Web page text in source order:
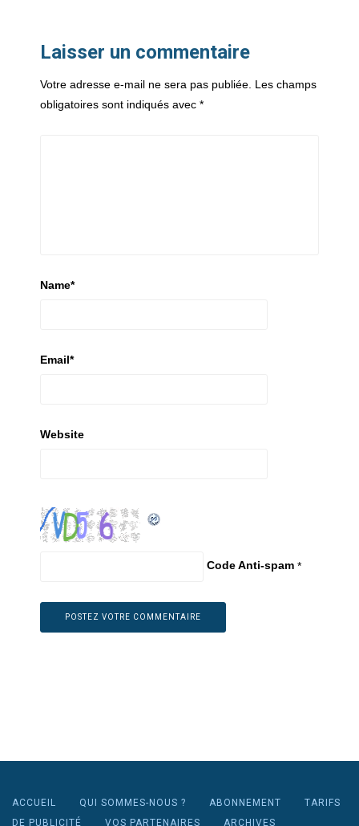
Laisser un commentaire
Votre adresse e-mail ne sera pas publiée. Les champs
obligatoires sont indiqués avec *
Name*
Email*
Website
Code Anti-spam *
ACCUEIL QUI SOMMES-NOUS ? ABONNEMENT
TARIFS
DE PUBLICITÉ
VOS PARTENAIRES ARCHIVES